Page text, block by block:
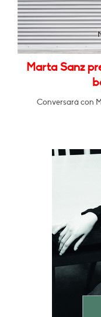
Marta Sanz
Conversará con